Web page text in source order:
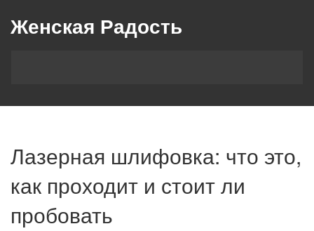
Женская Радость
Лазерная шлифовка: что это,
как проходит и стоит ли
пробовать